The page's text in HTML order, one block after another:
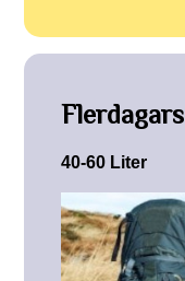
Flerdagars
40-60 Liter